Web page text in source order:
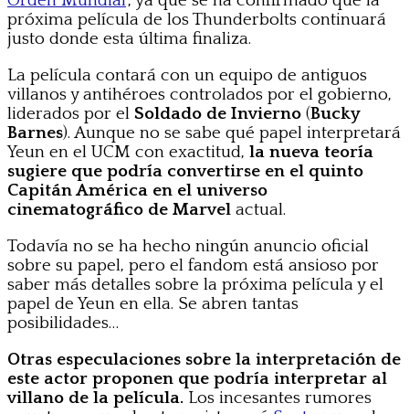
próxima película de los Thunderbolts continuará
justo donde esta última finaliza.
La película contará con un equipo de antiguos
villanos y antihéroes controlados por el gobierno,
liderados por el Soldado de Invierno (Bucky
Barnes). Aunque no se sabe qué papel interpretará
Yeun en el UCM con exactitud, la nueva teoría
sugiere que podría convertirse en el quinto
Capitán América en el universo
cinematográfico de Marvel actual.
Todavía no se ha hecho ningún anuncio oficial
sobre su papel, pero el fandom está ansioso por
saber más detalles sobre la próxima película y el
papel de Yeun en ella. Se abren tantas
posibilidades…
Otras especulaciones sobre la interpretación de
este actor proponen que podría interpretar al
villano de la película. Los incesantes rumores